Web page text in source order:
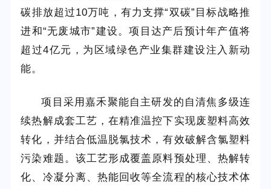
碳排放超过10万吨，有力支撑“双碳”目标战略推
进和“无废城市”建设。项目达产后预计年产值将
超过4亿元，为区域绿色产业集群建设注入新动
能。
项目采用嘉禾聚能自主研发的自清焦多级连
续热解成套工艺，在精准温控下实现废塑料高效
转化，并结合低温脱氯技术，有效破解含氯塑料
污染难题。该工艺形成覆盖原料预处理、热解转
化、冷凝分离、热能回收等全流程的核心技术体